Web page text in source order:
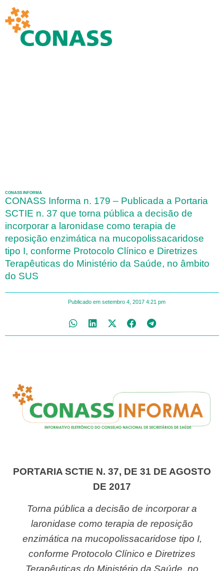
CONASS INFORMA
CONASS Informa n. 179 – Publicada a Portaria
SCTIE n. 37 que torna pública a decisão de
incorporar a laronidase como terapia de
reposição enzimática na mucopolissacaridose
tipo I, conforme Protocolo Clínico e Diretrizes
Terapêuticas do Ministério da Saúde, no âmbito
do SUS
Publicado em setembro 4, 2017 4:21 pm
PORTARIA SCTIE N. 37, DE 31 DE AGOSTO
DE 2017
Torna pública a decisão de incorporar a
laronidase como terapia de reposição
enzimática na mucopolissacaridose tipo I,
conforme Protocolo Clínico e Diretrizes